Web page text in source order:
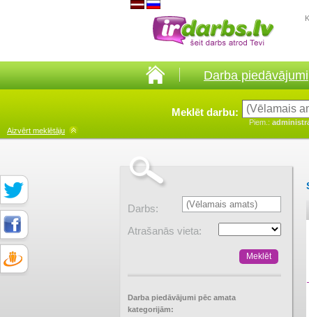
Darba piedāvājumi
Meklēt darbu:
Piem.:
Aizvērt meklētāju
Darbs:
Atrašanās vieta:
Darba piedāvājumi pēc amata
kategorijām: